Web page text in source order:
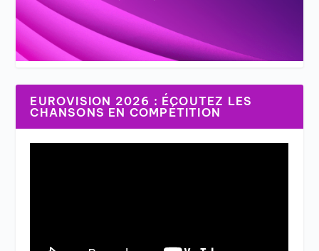
EUROVISION 2026 : ÉCOUTEZ LES
CHANSONS EN COMPÉTITION